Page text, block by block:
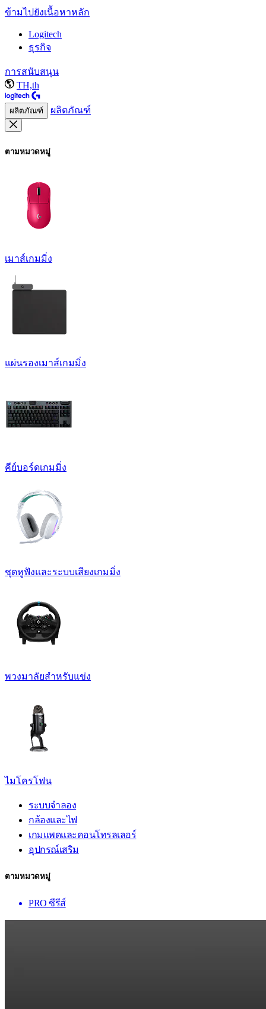
ข้ามไปยังเนื้อหาหลัก
Logitech
ธุรกิจ
การสนับสนุน
TH,th
ผลิตภัณฑ์ ผลิตภัณฑ์
ตามหมวดหมู่
เมาส์เกมมิ่ง
แผ่นรองเมาส์เกมมิ่ง
คีย์บอร์ดเกมมิ่ง
ชุดหูฟังและระบบเสียงเกมมิ่ง
พวงมาลัยสำหรับแข่ง
ไมโครโฟน
ระบบจำลอง
กล้องและไฟ
เกมแพดและคอนโทรลเลอร์
อุปกรณ์เสริม
ตามหมวดหมู่
PRO ซีรีส์